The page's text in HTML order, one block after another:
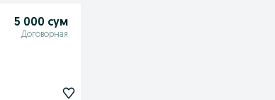
5 000 сум
Договорная